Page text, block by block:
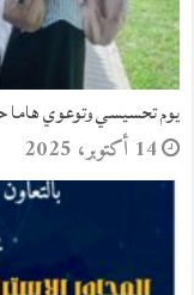
المحاور الاستراتيجية لإنتقال جامعة الجزائر
21 مايو، 2025